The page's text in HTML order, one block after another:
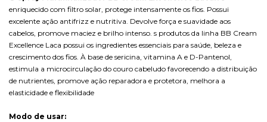
enriquecido com filtro solar, protege intensamente os fios. Possui
excelente ação antifrizz e nutritiva. Devolve força e suavidade aos
cabelos, promove maciez e brilho intenso. s produtos da linha BB Cream
Excellence Laca possui os ingredientes essenciais para saúde, beleza e
crescimento dos fios. À base de sericina, vitamina A e D-Pantenol,
estimula a microcirculação do couro cabeludo favorecendo a distribuição
de nutrientes, promove ação reparadora e protetora, melhora a
elasticidade e flexibilidade
Modo de usar: